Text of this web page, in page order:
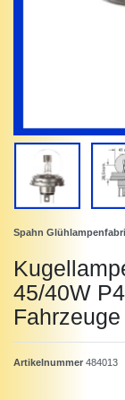
Spahn
45/40W
Fahrzeuge
Artikelnummer 484013